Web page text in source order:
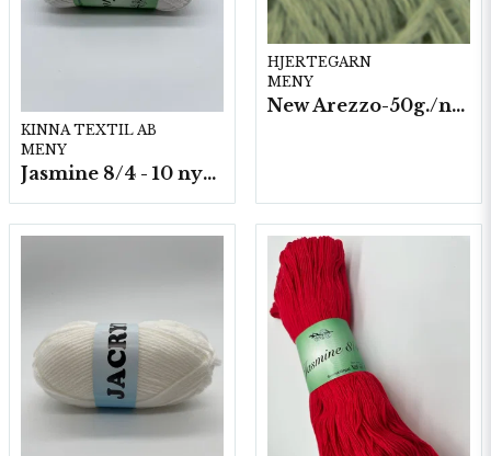
KINNA TEXTIL AB
MENY
Jasmine 8/4 - 10 nystan a50g./fp.
HJERTEGARN
MENY
New Arezzo-50g./nyst. 10 st/fp.